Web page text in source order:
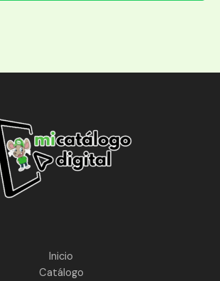
Inicio
Catálogo